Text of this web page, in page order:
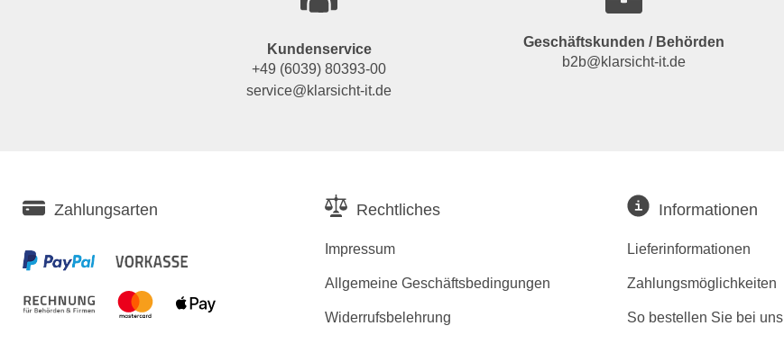
Kundenservice
+49 (6039) 80393-00
service@klarsicht-it.de
Geschäftskunden / Behörden
b2b@klarsicht-it.de
Zahlungsarten Rechtliches
Impressum
Allgemeine Geschäftsbedingungen
Widerrufsbelehrung
Informationen
Lieferinformationen
Zahlungsmöglichkeiten
So bestellen Sie bei uns